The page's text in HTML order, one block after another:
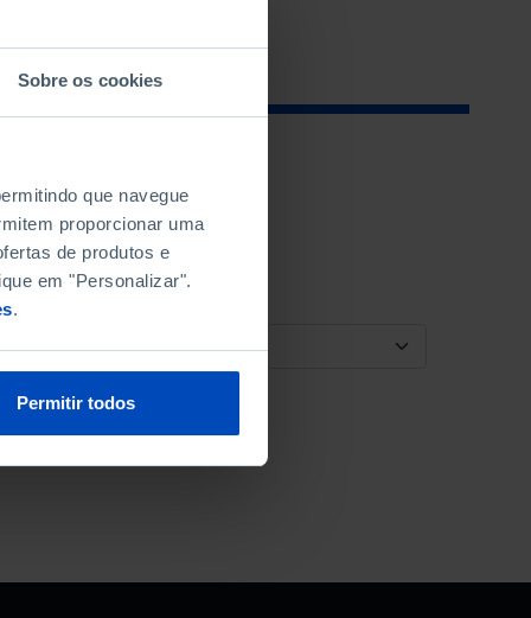
Sobre os cookies
que navegue
proporcionar uma
de produtos e
em "Personalizar".
.
Permitir todos
ORDENAR POR